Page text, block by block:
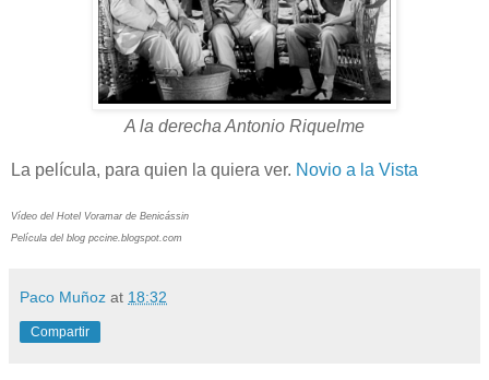
A la derecha Antonio Riquelme
La película, para quien la quiera ver. Novio a la Vista
Vídeo del Hotel Voramar de Benicássin
Película del blog pccine.blogspot.com
Paco Muñoz at 18:32
Compartir